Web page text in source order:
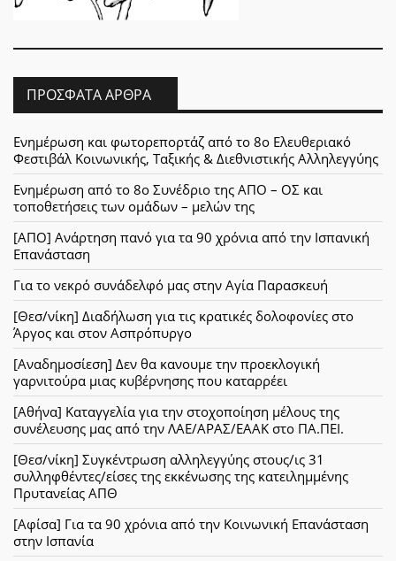
ΠΡΌΣΦΑΤΑ ΆΡΘΡΑ
Ενημέρωση και φωτορεπορτάζ από το 8ο Ελευθεριακό
Φεστιβάλ Κοινωνικής, Ταξικής & Διεθνιστικής Αλληλεγγύης
Ενημέρωση από το 8ο Συνέδριο της ΑΠΟ – ΟΣ και
τοποθετήσεις των ομάδων – μελών της
[ΑΠΟ] Ανάρτηση πανό για τα 90 χρόνια από την Ισπανική
Επανάσταση
Για το νεκρό συνάδελφό μας στην Αγία Παρασκευή
[Θεσ/νίκη] Διαδήλωση για τις κρατικές δολοφονίες στο
Άργος και στον Ασπρόπυργο
[Αναδημοσίεση] Δεν θα κανουμε την προεκλογική
γαρνιτούρα μιας κυβέρνησης που καταρρέει
[Αθήνα] Καταγγελία για την στοχοποίηση μέλους της
συνέλευσης μας από την ΛΑΕ/ΑΡΑΣ/ΕΑΑΚ στο ΠΑ.ΠΕΙ.
[Θεσ/νίκη] Συγκέντρωση αλληλεγγύης στους/ις 31
συλληφθέντες/είσες της εκκένωσης της κατειλημμένης
Πρυτανείας ΑΠΘ
[Αφίσα] Για τα 90 χρόνια από την Κοινωνική Επανάσταση
στην Ισπανία